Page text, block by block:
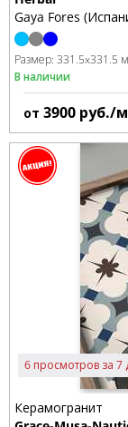
Gaya Fores
Размер: 331.5x331.5
В наличии
от 3900 руб./
6 просмотров за 7
Керамогранит